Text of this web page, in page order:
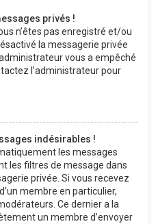
privés !
n’êtes pas enregistré et/ou
la messagerie privée
vous a empêché
l’administrateur pour
indésirables !
les messages
les filtres de message dans
privée. Si vous recevez
membre en particulier,
Ce dernier a la
un membre d’envoyer